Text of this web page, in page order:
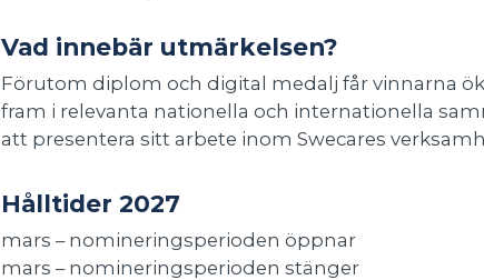
Vad innebär utmärkelsen?
Förutom diplom och digital medalj får vinnarna
fram i relevanta nationella och internationella
att presentera sitt arbete inom Swecares
Hålltider 2027
mars – nomineringsperioden öppnar
mars – nomineringsperioden stänger